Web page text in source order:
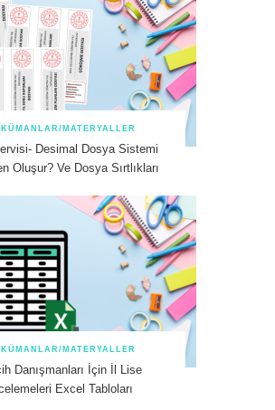
MATERYALLER
Desimal Dosya Sistemi
Oluşur? Ve Dosya Sırtlıkları
MATERYALLER
Danışmanları İçin İl Lise
Excel Tabloları